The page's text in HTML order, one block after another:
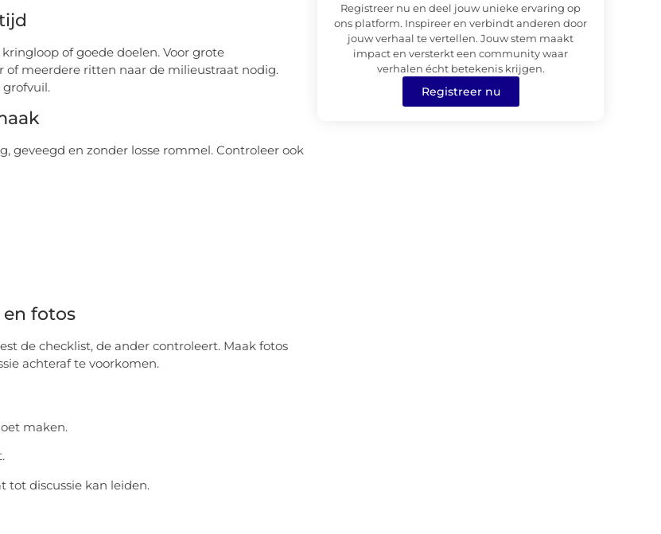
of goede doelen. Voor grote
of meerdere ritten naar de milieustraat nodig.
grofvuil.
geveegd en zonder losse rommel. Controleer ook
fotos
de checklist, de ander controleert. Maak fotos
achteraf te voorkomen.
maken.
tot discussie kan leiden.
Registreer nu en deel jouw unieke ervaring op
ons platform. Inspireer en verbindt anderen door
jouw verhaal te vertellen. Jouw stem maakt
impact en versterkt een community waar
verhalen écht betekenis krijgen.
Registreer nu